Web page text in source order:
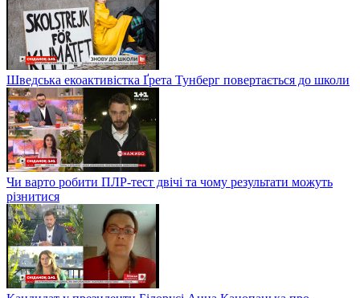
Шведська екоактивістка Ґрета Тунберг повертається до школи
Чи варто робити ПЛР-тест двічі та чому результати можуть
різнитися